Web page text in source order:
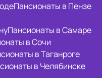
Пансионаты в Пензе
Пансионаты в Самаре
в Сочи
в Таганроге
в Челябинске